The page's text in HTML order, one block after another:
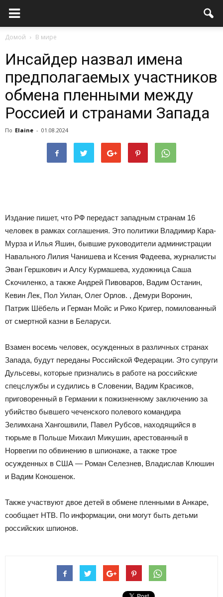
Домой В мире
Инсайдер назвал имена
предполагаемых участников
обмена пленными между
Россией и странами Запада
По Elaine - 01.08.2024
Издание пишет, что РФ передаст западным странам 16
человек в рамках соглашения. Это политики Владимир Кара-
Мурза и Илья Яшин, бывшие руководители администрации
Навального Лилия Чанишева и Ксения Фадеева, журналисты
Эван Гершкович и Алсу Курмашева, художница Саша
Скочиленко, а также Андрей Пивоваров, Вадим Останин,
Кевин Лек, Пол Уилан, Олег Орлов. , Демури Воронин,
Патрик Шёбель и Герман Мойс и Рико Кригер, помилованный
от смертной казни в Беларуси.
Взамен восемь человек, осужденных в различных странах
Запада, будут переданы Российской Федерации. Это супруги
Дульсевы, которые признались в работе на российские
спецслужбы и судились в Словении, Вадим Красиков,
приговоренный в Германии к пожизненному заключению за
убийство бывшего чеченского полевого командира
Зелимхана Хангошвили, Павел Рубсов, находящийся в
тюрьме в Польше Михаил Микушин, арестованный в
Норвегии по обвинению в шпионаже, а также трое
осужденных в США — Роман Селезнев, Владислав Клюшин
и Вадим Коношенок.
Также участвуют двое детей в обмене пленными в Анкаре,
сообщает НТВ. По информации, они могут быть детьми
российских шпионов.